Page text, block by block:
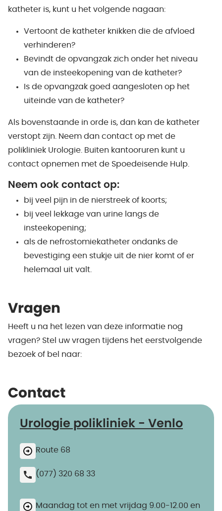
katheter is, kunt u het volgende nagaan:
Vertoont de katheter knikken die de afvloed
verhinderen?
Bevindt de opvangzak zich onder het niveau
van de insteekopening van de katheter?
Is de opvangzak goed aangesloten op het
uiteinde van de katheter?
Als bovenstaande in orde is, dan kan de katheter
verstopt zijn. Neem dan contact op met de
polikliniek Urologie. Buiten kantooruren kunt u
contact opnemen met de Spoedeisende Hulp.
Neem ook contact op:
bij veel pijn in de nierstreek of koorts;
bij veel lekkage van urine langs de
insteekopening;
als de nefrostomiekatheter ondanks de
bevestiging een stukje uit de nier komt of er
helemaal uit valt.
Vragen
Heeft u na het lezen van deze informatie nog
vragen? Stel uw vragen tijdens het eerstvolgende
bezoek of bel naar:
Contact
Urologie polikliniek - Venlo
Route 68
(077) 320 68 33
Maandag tot en met vrijdag 9.00-12.00 en